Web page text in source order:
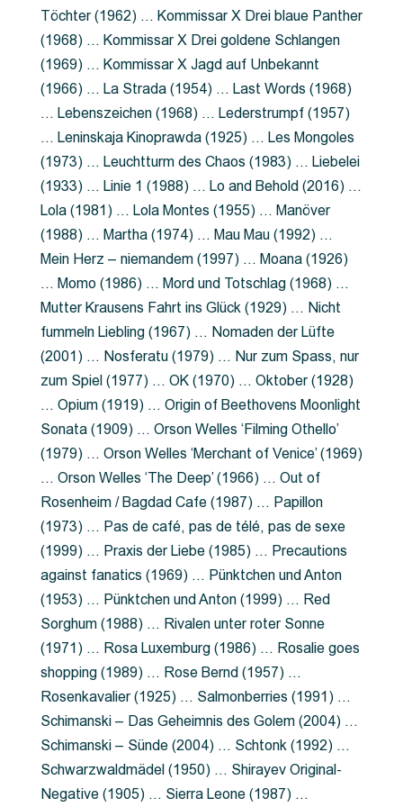
Töchter (1962) … Kommissar X Drei blaue Panther
(1968) … Kommissar X Drei goldene Schlangen
(1969) … Kommissar X Jagd auf Unbekannt
(1966) … La Strada (1954) … Last Words (1968)
… Lebenszeichen (1968) … Lederstrumpf (1957)
… Leninskaja Kinoprawda (1925) … Les Mongoles
(1973) … Leuchtturm des Chaos (1983) … Liebelei
(1933) … Linie 1 (1988) … Lo and Behold (2016) …
Lola (1981) … Lola Montes (1955) … Manöver
(1988) … Martha (1974) … Mau Mau (1992) …
Mein Herz – niemandem (1997) … Moana (1926)
… Momo (1986) … Mord und Totschlag (1968) …
Mutter Krausens Fahrt ins Glück (1929) … Nicht
fummeln Liebling (1967) … Nomaden der Lüfte
(2001) … Nosferatu (1979) … Nur zum Spass, nur
zum Spiel (1977) … OK (1970) … Oktober (1928)
… Opium (1919) … Origin of Beethovens Moonlight
Sonata (1909) … Orson Welles ‘Filming Othello’
(1979) … Orson Welles ‘Merchant of Venice’ (1969)
… Orson Welles ‘The Deep’ (1966) … Out of
Rosenheim / Bagdad Cafe (1987) … Papillon
(1973) … Pas de café, pas de télé, pas de sexe
(1999) … Praxis der Liebe (1985) … Precautions
against fanatics (1969) … Pünktchen und Anton
(1953) … Pünktchen und Anton (1999) … Red
Sorghum (1988) … Rivalen unter roter Sonne
(1971) … Rosa Luxemburg (1986) … Rosalie goes
shopping (1989) … Rose Bernd (1957) …
Rosenkavalier (1925) … Salmonberries (1991) …
Schimanski – Das Geheimnis des Golem (2004) …
Schimanski – Sünde (2004) … Schtonk (1992) …
Schwarzwaldmädel (1950) … Shirayev Original-
Negative (1905) … Sierra Leone (1987) …